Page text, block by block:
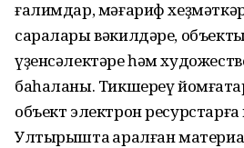
ғалимдар, мәғариф
саралары вәкилдәре,
үҙенсәлектәре һәм
баһаланы. Тикшереү
объект электрон
Ултырышта ҡаралған